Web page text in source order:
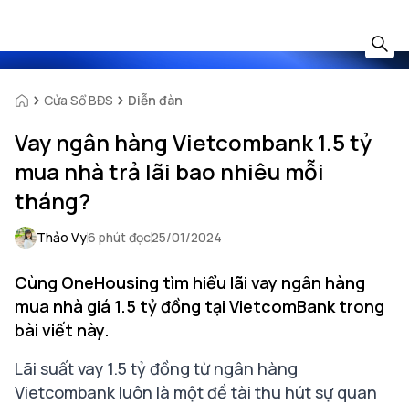
Cửa Sổ BĐS Diễn đàn
Vay ngân hàng Vietcombank 1.5 tỷ
mua nhà trả lãi bao nhiêu mỗi
tháng?
Thảo Vy6 phút đọc25/01/2024
Cùng OneHousing tìm hiểu lãi vay ngân hàng
mua nhà giá 1.5 tỷ đồng tại VietcomBank trong
bài viết này.
Lãi suất vay 1.5 tỷ đồng từ ngân hàng
Vietcombank luôn là một đề tài thu hút sự quan